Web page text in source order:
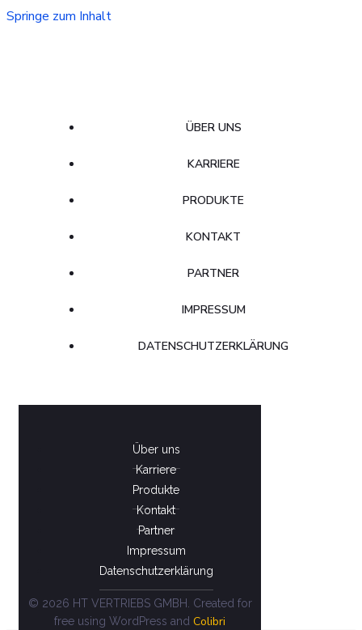
Springe zum Inhalt
ÜBER UNS
KARRIERE
PRODUKTE
KONTAKT
PARTNER
IMPRESSUM
DATENSCHUTZERKLÄRUNG
Über uns
Karriere
Produkte
Kontakt
Partner
Impressum
Datenschutzerklärung
© 2026 HT VERTRIEBS GMBH. Created for
free using WordPress and Colibri